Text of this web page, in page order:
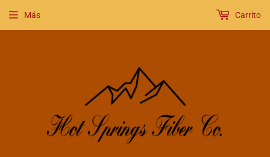
Más Carrito